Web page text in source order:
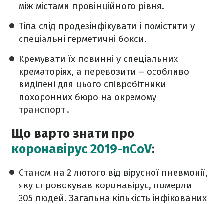
між містами провінційного рівня.
Тіла слід продезінфікувати і помістити у
спеціальні герметичні бокси.
Кремувати їх повинні у спеціальних
крематоріях, а перевозити – особливо
виділені для цього співробітники
похоронних бюро на окремому
транспорті.
Що варто знати про
коронавірус 2019-nCoV:
Станом на 2 лютого від вірусної пневмонії,
яку спровокував коронавірус, померли
305 людей. Загальна кількість інфікованих